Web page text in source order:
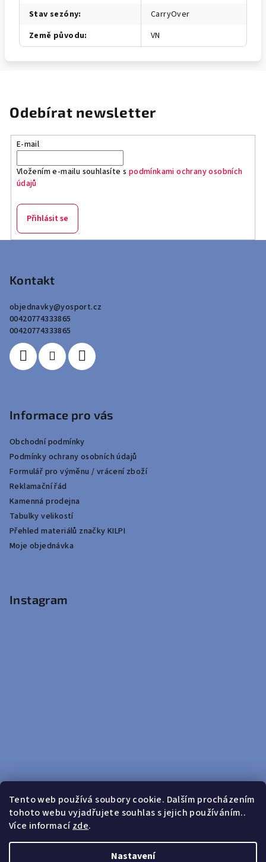
Tento web používá soubory cookie. Dalším procházením
tohoto webu vyjadřujete souhlas s jejich používáním..
Více informacízde.
Nastavení
Stav sezóny:
CarryOver
Země původu: VN
Odebírat newsletter
E-mail
Vložením e-mailu souhlasíte s podmínkami ochrany osobních
údajů
Přihlásit se
Kontakt
objednavky@yosport.cz
00420774333865
00420774333865
Informace pro vás
Obchodní podmínky
Podmínky ochrany osobních údajů
Formulář pro výměnu / vrácení zboží
Reklamační řád
Kamenná prodejna
Tabulky velikostí
Přehled materiálů značky KILPI
Moje objednávka
Instagram
Sledovat na Instagramu
Doprava zdarma od 599 Kč